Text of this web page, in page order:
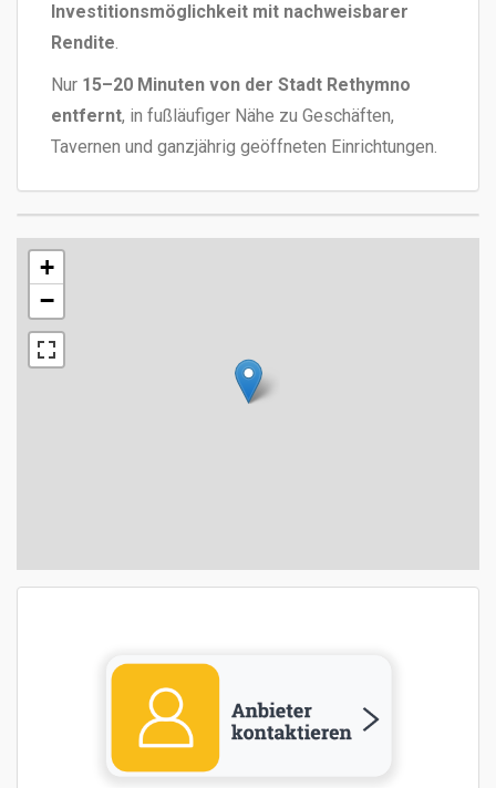
Investitionsmöglichkeit mit nachweisbarer
Rendite.
Nur 15–20 Minuten von der Stadt Rethymno
entfernt, in fußläufiger Nähe zu Geschäften,
Tavernen und ganzjährig geöffneten Einrichtungen.
+
−